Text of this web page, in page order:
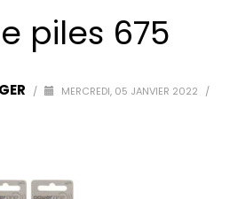
piles 675
/ MERCREDI, 05 JANVIER 2022
/